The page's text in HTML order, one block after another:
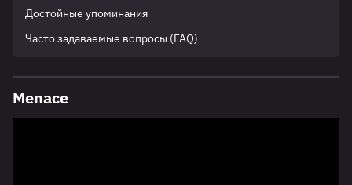
Достойные упоминания
Часто задаваемые вопросы (FAQ)
Menace